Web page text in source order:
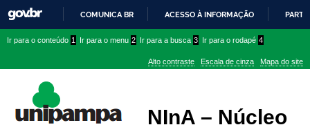
PARA
CONTEÚDO
COMUNICA BR ACESSO À INFORMAÇÃO
conteúdo
menu
superior
menu
Ir para o conteúdo 1 Ir para o menu 2 Ir para a busca 3 Ir para o rodapé 4
Alto contraste Escala de cinza Mapa do site
NInA – Núcleo